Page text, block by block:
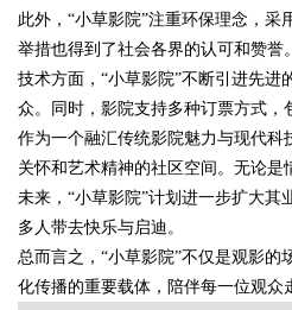
!
此外，“小草影院”注重环保理念，
举措也得到了社会各界的认可和赞誉。
技术方面，“小草影院”不断引进先进
众。同时，影院支持多种订票方式
作为一个融汇传统影院魅力与现代科
关怀和艺术精神的社区空间。无论
未来，“小草影院”计划进一步扩大
多人带去快乐与启迪。
总而言之，“小草影院”不仅是观影
化传播的重要载体，陪伴每一位观众